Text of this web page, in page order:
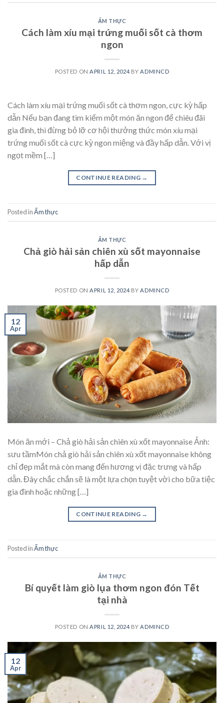
ẨM THỰC
Cách làm xíu mại trứng muối sốt cà thơm
ngon
POSTED ONAPRIL 12, 2024 BYADMINCD
Cách làm xíu mại trứng muối sốt cà thơm ngon, cực kỳ hấp
dẫn Nếu bạn đang tìm kiếm một món ăn ngon để chiêu đãi
gia đình, thì đừng bỏ lỡ cơ hội thưởng thức món xíu mại
trứng muối sốt cà cực kỳ ngon miệng và đầy hấp dẫn. Với vị
ngọt mềm […]
CONTINUE READING →
Posted inẨm thực
ẨM THỰC
Chả giò hải sản chiên xù sốt mayonnaise
hấp dẫn
POSTED ON APRIL 12, 2024 BY ADMINCD
12
Apr
Món ăn mới – Chả giò hải sản chiên xù xốt mayonnaise Ảnh:
sưu tầmMón chả giò hải sản chiên xù xốt mayonnaise không
chỉ đẹp mắt mà còn mang đến hương vị đặc trưng và hấp
dẫn. Đây chắc chắn sẽ là một lựa chọn tuyệt vời cho bữa tiệc
gia đình hoặc những […]
CONTINUE READING →
Posted inẨm thực
ẨM THỰC
Bí quyết làm giò lụa thơm ngon đón Tết
tại nhà
POSTED ONAPRIL 12, 2024 BYADMINCD
12
Apr